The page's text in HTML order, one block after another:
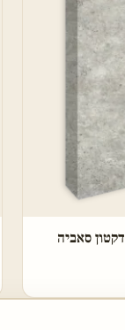
DEKTON Tk05 Sabbia דקטון סאביה